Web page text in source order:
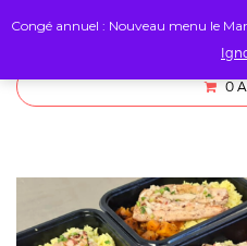
0
Congé annuel : Nouveau menu le